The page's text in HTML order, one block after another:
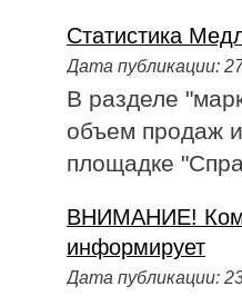
Статистика
Дата публикации:
В разделе
объем продаж
площадке
ВНИМАНИЕ!
информирует
Дата публикации: